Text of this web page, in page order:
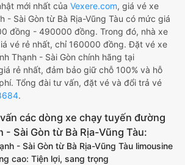
mới nhất của Vexere.com, giá vé xe
- Sài Gòn từ Bà Rịa-Vũng Tàu có mức giá
đồng - 490000 đồng. Trong đó, nhà xe
vé rẻ nhất, chỉ 160000 đồng. Đặt vé xe
Thạnh - Sài Gòn chính hãng tại
rẻ nhất, đảm bảo giữ chỗ 100% và hỗ
Tổng đài tư vấn, đặt vé và đổi trả vé
.
các dòng xe chạy tuyến đường
- Sài Gòn từ Bà Rịa-Vũng Tàu:
- Sài Gòn từ Bà Rịa-Vũng Tàu limousine
cao: Tiện lợi, sang trọng